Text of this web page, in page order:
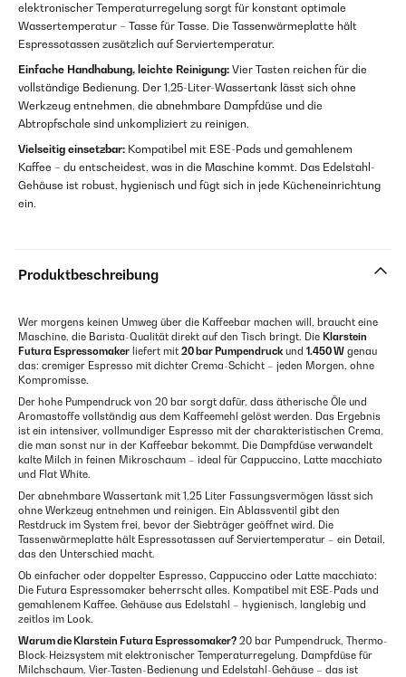
elektronischer Temperaturregelung sorgt für konstant optimale
Wassertemperatur – Tasse für Tasse. Die Tassenwärmeplatte hält
Espressotassen zusätzlich auf Servier­temperatur.
Einfache Handhabung, leichte Reinigung: Vier Tasten reichen für die
vollständige Bedienung. Der 1,25-Liter-Wassertank lässt sich ohne
Werkzeug entnehmen, die abnehmbare Dampfdüse und die
Abtropfschale sind unkompliziert zu reinigen.
Vielseitig einsetzbar: Kompatibel mit ESE-Pads und gemahlenem
Kaffee – du entscheidest, was in die Maschine kommt. Das Edelstahl-
Gehäuse ist robust, hygienisch und fügt sich in jede Kücheneinrichtung
ein.
Produktbeschreibung
Wer morgens keinen Umweg über die Kaffeebar machen will, braucht eine
Maschine, die Barista-Qualität direkt auf den Tisch bringt. Die Klarstein
Futura Espressomaker liefert mit 20 bar Pumpendruckund 1.450 W genau
das: cremiger Espresso mit dichter Crema-Schicht – jeden Morgen, ohne
Kompromisse.
Der hohe Pumpendruck von 20 bar sorgt dafür, dass ätherische Öle und
Aromastoffe vollständig aus dem Kaffeemehl gelöst werden. Das Ergebnis
ist ein intensiver, vollmundiger Espresso mit der charakteristischen Crema,
die man sonst nur in der Kaffeebar bekommt. Die Dampfdüse verwandelt
kalte Milch in feinen Mikroschaum – ideal für Cappuccino, Latte macchiato
und Flat White.
Der abnehmbare Wassertank mit 1,25 Liter Fassungsvermögen lässt sich
ohne Werkzeug entnehmen und reinigen. Ein Ablassventil gibt den
Restdruck im System frei, bevor der Siebträger geöffnet wird. Die
Tassenwärmeplatte hält Espressotassen auf Servier­temperatur – ein Detail,
das den Unterschied macht.
Ob einfacher oder doppelter Espresso, Cappuccino oder Latte macchiato:
Die Futura Espressomaker beherrscht alles. Kompatibel mit ESE-Pads und
gemahlenem Kaffee. Gehäuse aus Edelstahl – hygienisch, langlebig und
zeitlos im Look.
Warum die Klarstein Futura Espressomaker? 20 bar Pumpendruck, Thermo-
Block-Heizsystem mit elektronischer Temperaturregelung, Dampfdüse für
Milchschaum, Vier-Tasten-Bedienung und Edelstahl-Gehäuse – das ist